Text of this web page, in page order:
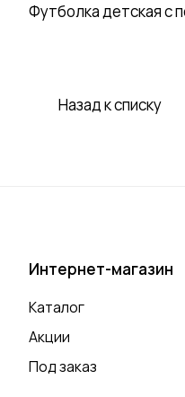
Футболка детская с
Назад к списку
Интернет-магазин
Каталог
Акции
Под заказ